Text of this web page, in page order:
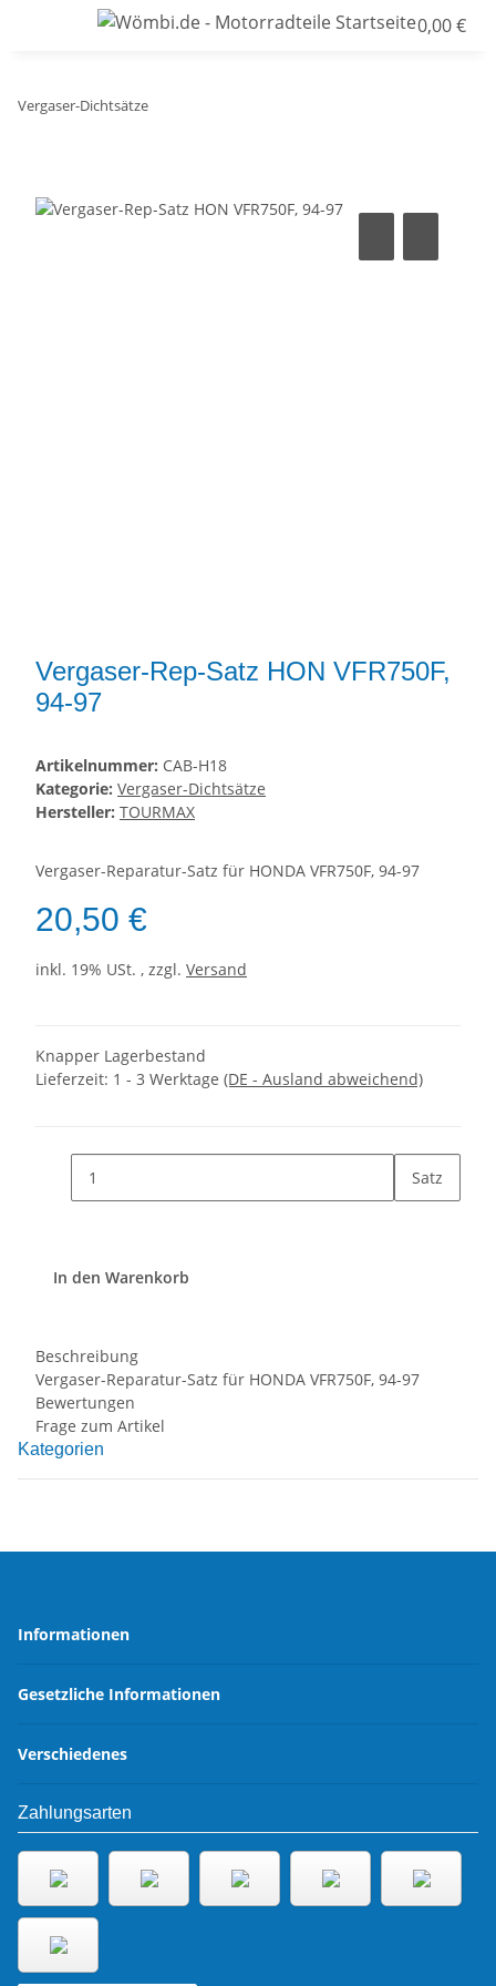
0,00 €
Vergaser-Dichtsätze
Vergaser-Rep-Satz HON VFR750F,
94-97
Artikelnummer: CAB-H18
Kategorie: Vergaser-Dichtsätze
Hersteller: TOURMAX
Vergaser-Reparatur-Satz für HONDA VFR750F, 94-97
20,50 €
inkl. 19% USt. , zzgl. Versand
Knapper Lagerbestand
Lieferzeit: 1 - 3 Werktage (DE - Ausland abweichend)
Satz
In den Warenkorb
Beschreibung
Vergaser-Reparatur-Satz für HONDA VFR750F, 94-97
Bewertungen
Frage zum Artikel
Kategorien
Informationen
Gesetzliche Informationen
Verschiedenes
Zahlungsarten